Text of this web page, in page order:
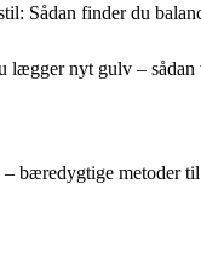
Sådan finder du
lægger nyt gulv –
bæredygtige metoder